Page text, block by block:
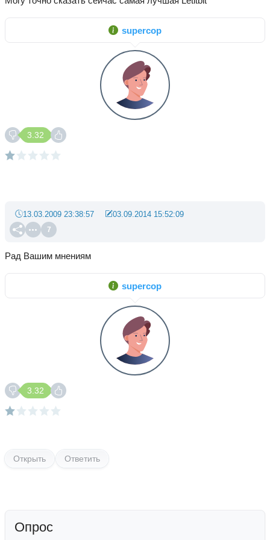
supercop
3.32
7
13.03.2009 23:38:57 03.09.2014 15:52:09
Рад Вашим мнениям
supercop
3.32
Открыть Ответить
Опрос